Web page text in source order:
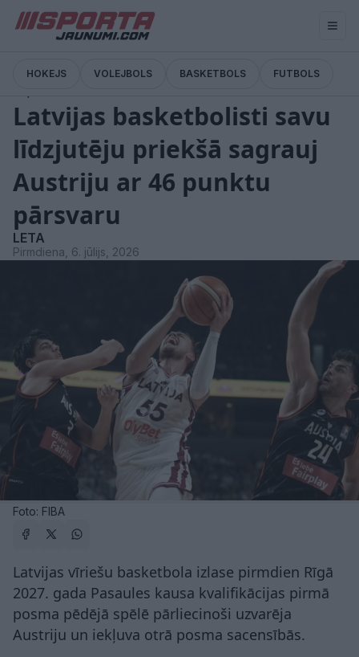
HOKEJS VOLEJBOLS BASKETBOLS FUTBOLS
Latvijas basketbolisti savu
līdzjutēju priekšā sagrauj
Austriju ar 46 punktu
pārsvaru
LETA
Pirmdiena, 6. jūlijs, 2026
Foto: FIBA
Latvijas vīriešu basketbola izlase pirmdien Rīgā
2027. gada Pasaules kausa kvalifikācijas pirmā
posma pēdējā spēlē pārliecinoši uzvarēja
Austriju un iekļuva otrā posma sacensībās.